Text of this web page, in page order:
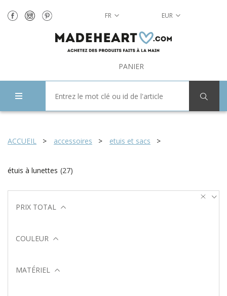
FR EUR
PANIER
ACCUEIL accessoires etuis et sacs
étuis à lunettes (27)
PRIX TOTAL
COULEUR
MATÉRIEL